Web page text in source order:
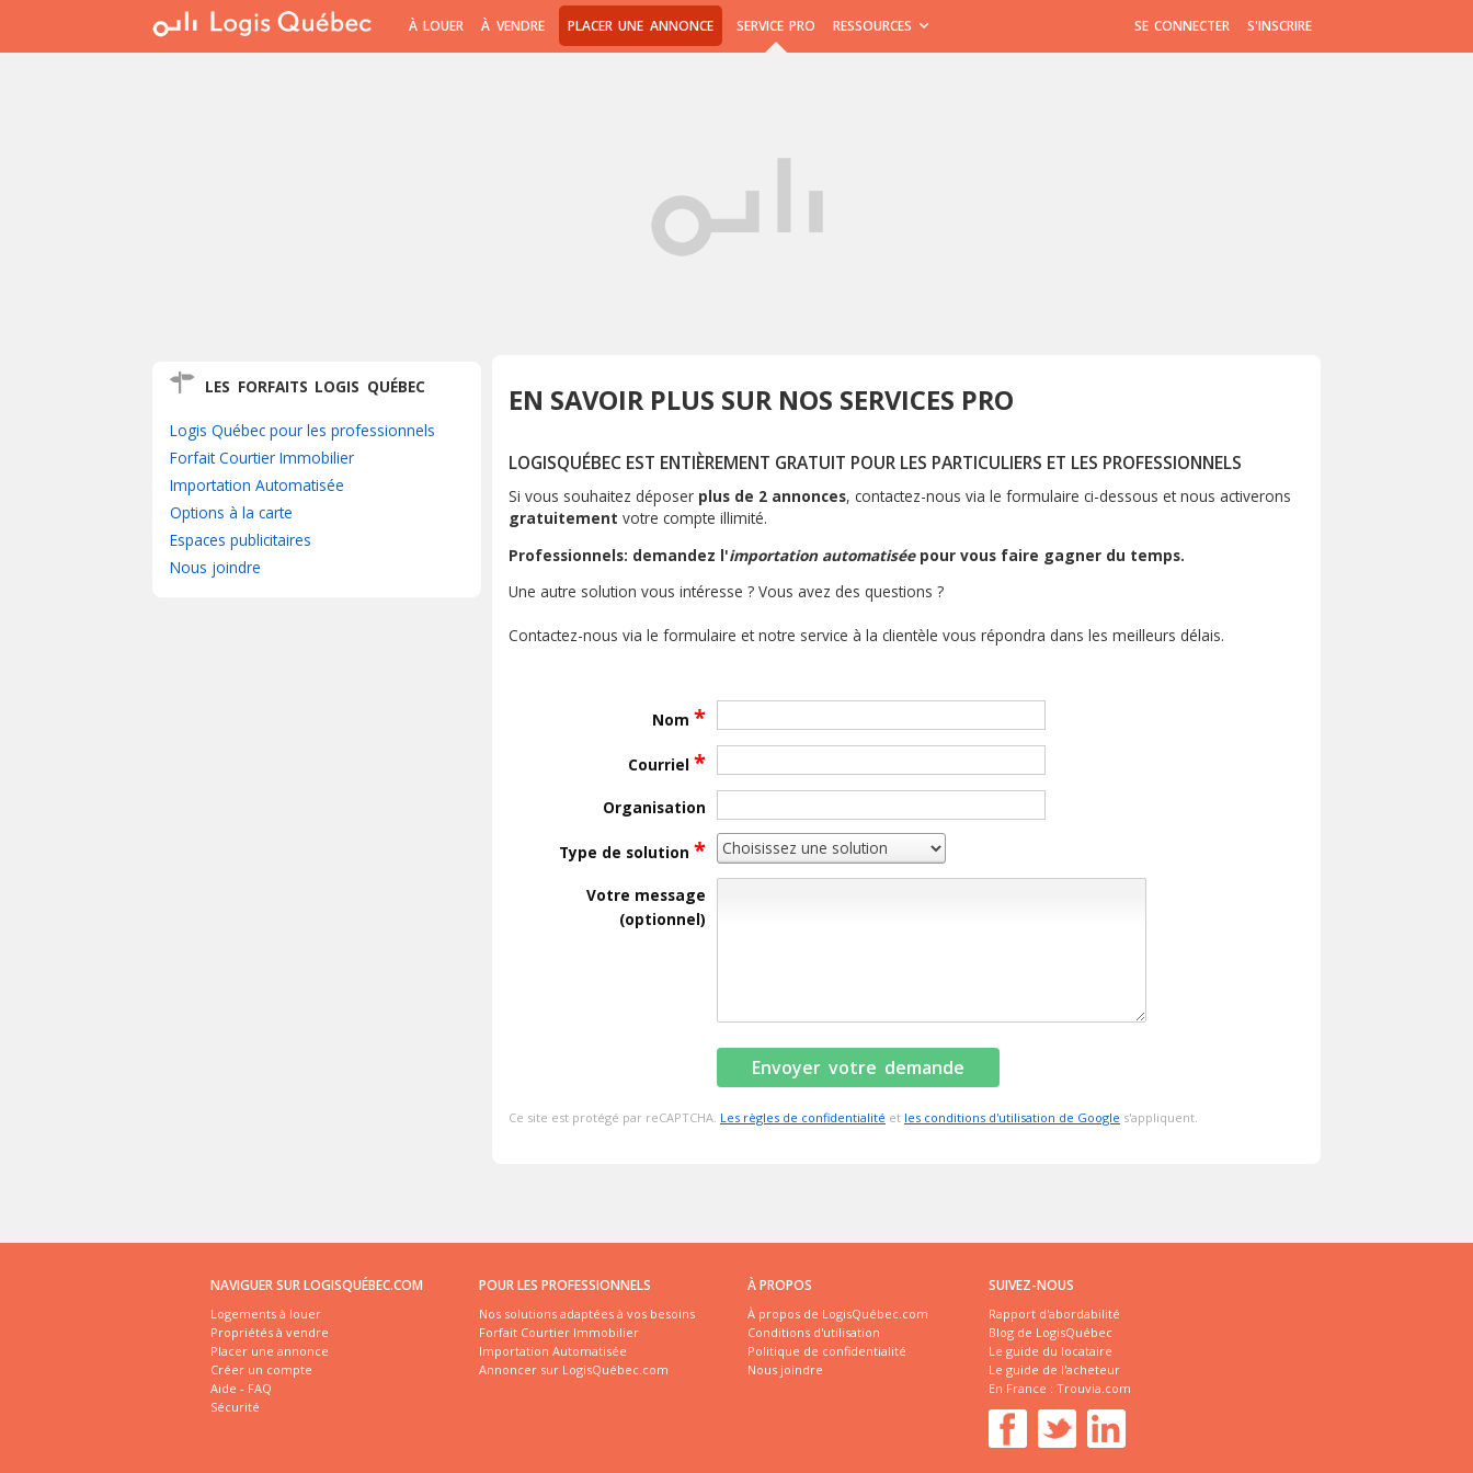
À LOUER À VENDRE PLACER UNE ANNONCE SERVICE PRO RESSOURCES SE CONNECTER S'INSCRIRE
LES FORFAITS LOGIS QUÉBEC
Logis Québec pour les professionnels
Forfait Courtier Immobilier
Importation Automatisée
Options à la carte
Espaces publicitaires
Nous joindre
EN SAVOIR PLUS SUR NOS SERVICES PRO
LOGISQUÉBEC EST ENTIÈREMENT GRATUIT POUR LES PARTICULIERS ET LES PROFESSIONNELS
Si vous souhaitez déposer plus de 2 annonces, contactez-nous via le formulaire ci-dessous et nous activerons
gratuitement votre compte illimité.
Professionnels: demandez l'importation automatiséepour vous faire gagner du temps.
Une autre solution vous intéresse ? Vous avez des questions ?
Contactez-nous via le formulaire et notre service à la clientèle vous répondra dans les meilleurs délais.
Nom *
Courriel *
Organisation
Type de solution *
Votre message
(optionnel)
Ce site est protégé par reCAPTCHA. Les règles de confidentialité et les conditions d'utilisation de Google s'appliquent.
NAVIGUER SUR LOGISQUÉBEC.COM
Logements à louer
Propriétés à vendre
Placer une annonce
Créer un compte
Aide - FAQ
Sécurité
POUR LES PROFESSIONNELS
Nos solutions adaptées à vos besoins
Forfait Courtier Immobilier
Importation Automatisée
Annoncer sur LogisQuébec.com
À PROPOS
À propos de LogisQuébec.com
Conditions d'utilisation
Politique de confidentialité
Nous joindre
SUIVEZ-NOUS
Rapport d'abordabilité
Blog de LogisQuébec
Le guide du locataire
Le guide de l'acheteur
En France : Trouvia.com